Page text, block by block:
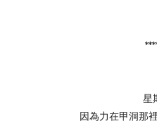
星
因為力在甲洞那